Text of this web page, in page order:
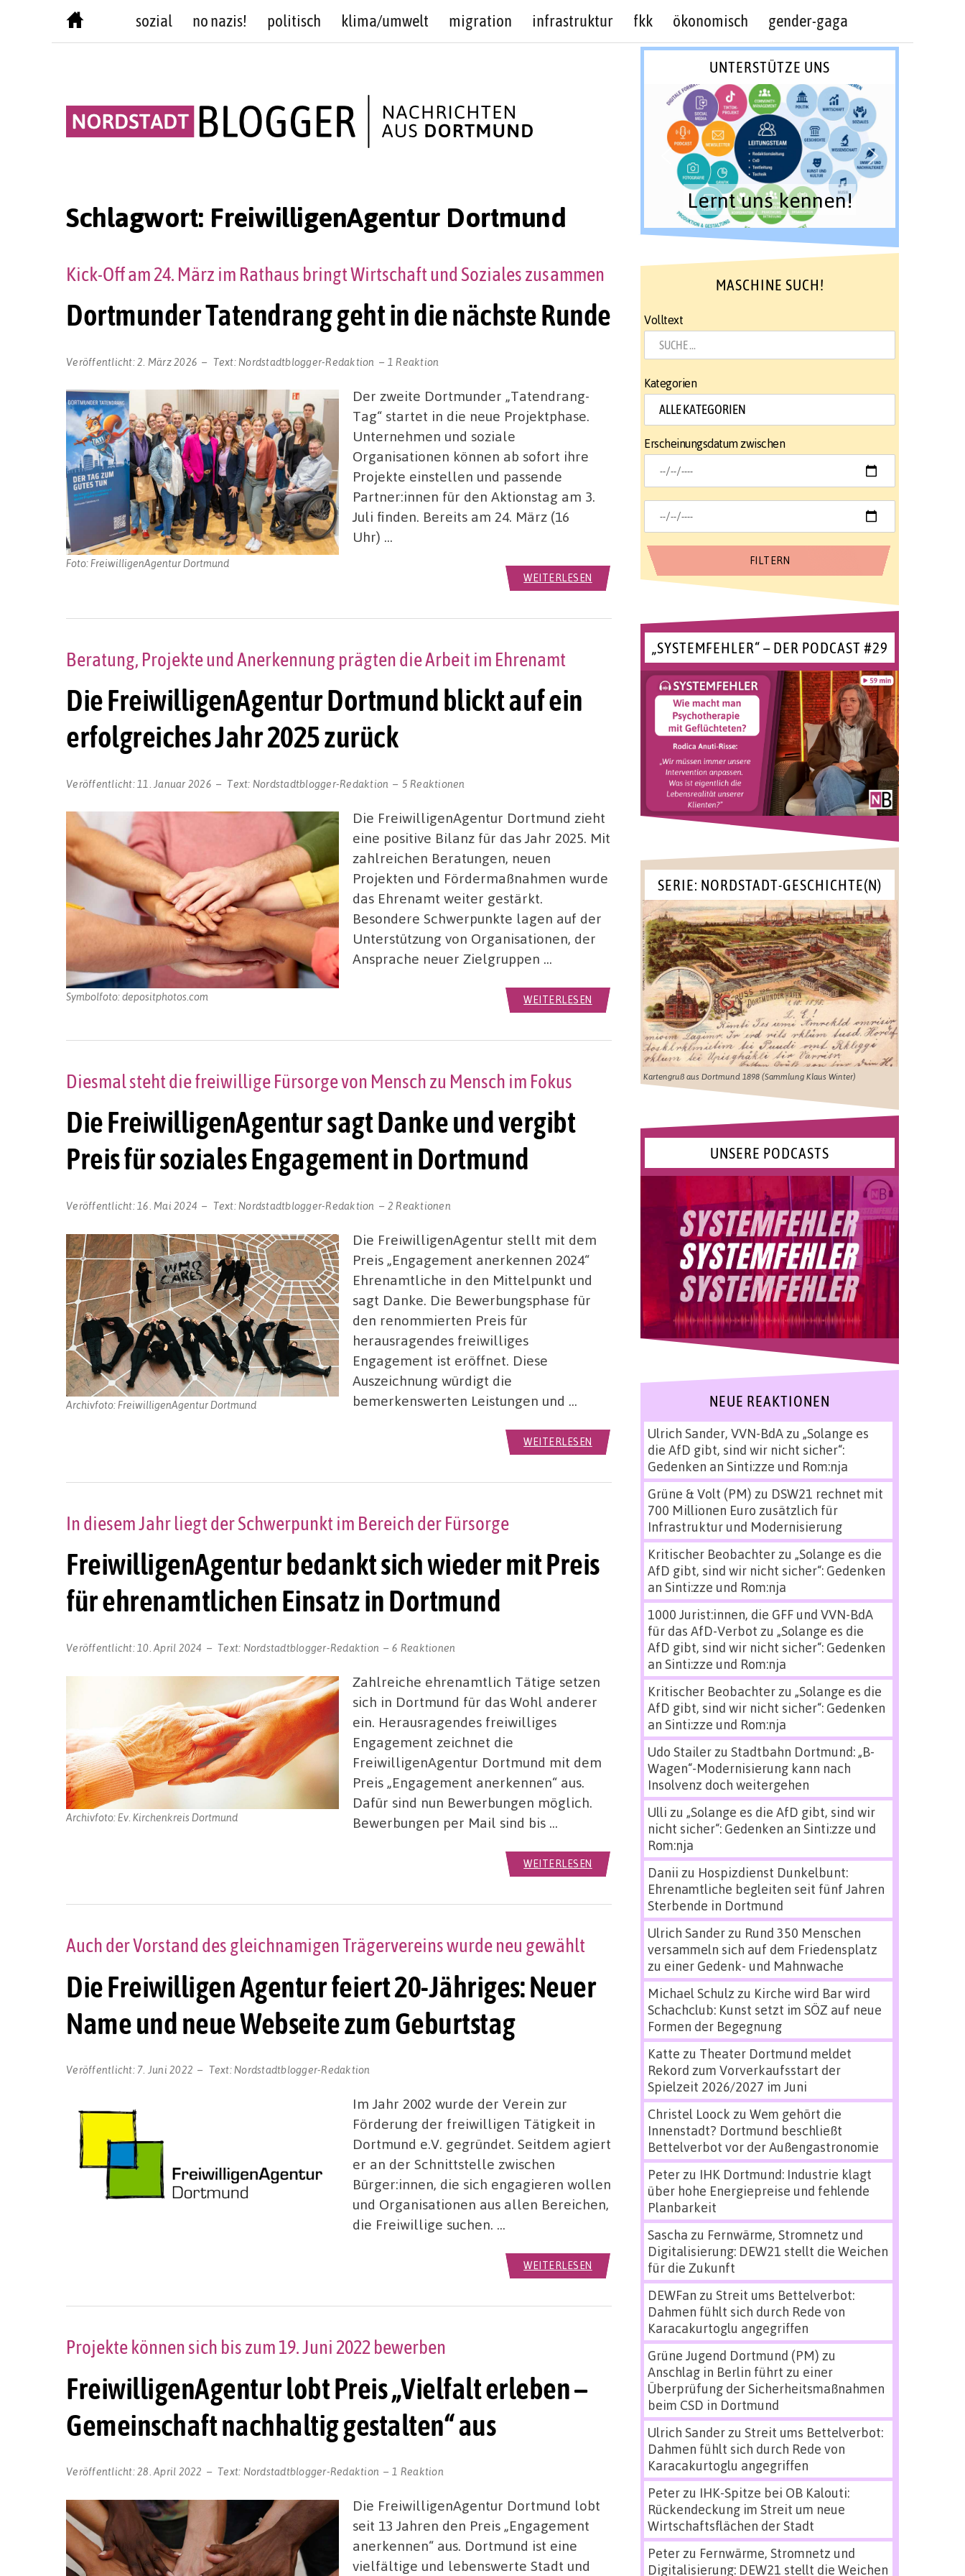
sozial no nazis! politisch klima/umwelt migration infrastruktur fkk ökonomisch gender-gaga
Schlagwort: FreiwilligenAgentur Dortmund
Dortmunder Tatendrang geht in die nächste Runde
Kick-Off am 24. März im Rathaus bringt Wirtschaft und Soziales zusammen
Veröffentlicht:2. März 2026 Text: Nordstadtblogger-Redaktion 1 Reaktion
Foto: FreiwilligenAgentur Dortmund
Der zweite Dortmunder „Tatendrang-
Tag“ startet in die neue Projektphase.
Unternehmen und soziale
Organisationen können ab sofort ihre
Projekte einstellen und passende
Partner:innen für den Aktionstag am 3.
Juli finden. Bereits am 24. März (16
Uhr) …
WEITERLESEN
Die FreiwilligenAgentur Dortmund blickt auf ein
erfolgreiches Jahr 2025 zurück
Beratung, Projekte und Anerkennung prägten die Arbeit im Ehrenamt
Veröffentlicht: 11. Januar 2026 Text: Nordstadtblogger-Redaktion 5 Reaktionen
Symbolfoto: depositphotos.com
Die FreiwilligenAgentur Dortmund zieht
eine positive Bilanz für das Jahr 2025. Mit
zahlreichen Beratungen, neuen
Projekten und Fördermaßnahmen wurde
das Ehrenamt weiter gestärkt.
Besondere Schwerpunkte lagen auf der
Unterstützung von Organisationen, der
Ansprache neuer Zielgruppen …
WEITERLESEN
Die FreiwilligenAgentur sagt Danke und vergibt
Preis für soziales Engagement in Dortmund
Diesmal steht die freiwillige Fürsorge von Mensch zu Mensch im Fokus
Veröffentlicht: 16. Mai 2024 Text: Nordstadtblogger-Redaktion 2 Reaktionen
Archivfoto: FreiwilligenAgentur Dortmund
Die FreiwilligenAgentur stellt mit dem
Preis „Engagement anerkennen 2024“
Ehrenamtliche in den Mittelpunkt und
sagt Danke. Die Bewerbungsphase für
den renommierten Preis für
herausragendes freiwilliges
Engagement ist eröffnet. Diese
Auszeichnung würdigt die
bemerkenswerten Leistungen und …
WEITERLESEN
FreiwilligenAgentur bedankt sich wieder mit Preis
für ehrenamtlichen Einsatz in Dortmund
In diesem Jahr liegt der Schwerpunkt im Bereich der Fürsorge
Veröffentlicht: 10. April 2024 Text: Nordstadtblogger-Redaktion 6 Reaktionen
Archivfoto: Ev. Kirchenkreis Dortmund
Zahlreiche ehrenamtlich Tätige setzen
sich in Dortmund für das Wohl anderer
ein. Herausragendes freiwilliges
Engagement zeichnet die
FreiwilligenAgentur Dortmund mit dem
Preis „Engagement anerkennen“ aus.
Dafür sind nun Bewerbungen möglich.
Bewerbungen per Mail sind bis …
WEITERLESEN
Die Freiwilligen Agentur feiert 20-Jähriges: Neuer
Name und neue Webseite zum Geburtstag
Auch der Vorstand des gleichnamigen Trägervereins wurde neu gewählt
Veröffentlicht: 7. Juni 2022 Text: Nordstadtblogger-Redaktion
Im Jahr 2002 wurde der Verein zur
Förderung der freiwilligen Tätigkeit in
Dortmund e.V. gegründet. Seitdem agiert
er an der Schnittstelle zwischen
Bürger:innen, die sich engagieren wollen
und Organisationen aus allen Bereichen,
die Freiwillige suchen. …
WEITERLESEN
FreiwilligenAgentur lobt Preis „Vielfalt erleben –
Gemeinschaft nachhaltig gestalten“ aus
Projekte können sich bis zum 19. Juni 2022 bewerben
Veröffentlicht:28. April 2022 Text: Nordstadtblogger-Redaktion 1 Reaktion
Die FreiwilligenAgentur Dortmund lobt
seit 13 Jahren den Preis „Engagement
anerkennen“ aus. Dortmund ist eine
vielfältige und lebenswerte Stadt und
UNTERSTÜTZE UNS
Lernt uns kennen!
MASCHINE SUCH!
Volltext
Kategorien
Erscheinungsdatum zwischen
„SYSTEMFEHLER“ – DER PODCAST #29
SERIE: NORDSTADT-GESCHICHTE(N)
Kartengruß aus Dortmund 1898 (Sammlung Klaus Winter)
UNSERE PODCASTS
NEUE REAKTIONEN
Ulrich Sander, VVN-BdAzu „Solange es
die AfD gibt, sind wir nicht sicher“:
Gedenken an Sinti:zze und Rom:nja
Grüne & Volt (PM) zu DSW21 rechnet mit
700 Millionen Euro zusätzlich für
Infrastruktur und Modernisierung
Kritischer Beobachterzu „Solange es die
AfD gibt, sind wir nicht sicher“: Gedenken
an Sinti:zze und Rom:nja
1000 Jurist:innen, die GFF und VVN-BdA
für das AfD-Verbot zu „Solange es die
AfD gibt, sind wir nicht sicher“: Gedenken
an Sinti:zze und Rom:nja
Kritischer Beobachterzu „Solange es die
AfD gibt, sind wir nicht sicher“: Gedenken
an Sinti:zze und Rom:nja
Udo Stailerzu Stadtbahn Dortmund: „B-
Wagen“-Modernisierung kann nach
Insolvenz doch weitergehen
Ulli zu „Solange es die AfD gibt, sind wir
nicht sicher“: Gedenken an Sinti:zze und
Rom:nja
Danii zu Hospizdienst Dunkelbunt:
Ehrenamtliche begleiten seit fünf Jahren
Sterbende in Dortmund
Ulrich Sanderzu Rund 350 Menschen
versammeln sich auf dem Friedensplatz
zu einer Gedenk- und Mahnwache
Michael Schulz zu Kirche wird Bar wird
Schachclub: Kunst setzt im SÖZ auf neue
Formen der Begegnung
Katte zu Theater Dortmund meldet
Rekord zum Vorverkaufsstart der
Spielzeit 2026/2027 im Juni
Christel Loock zu Wem gehört die
Innenstadt? Dortmund beschließt
Bettelverbot vor der Außengastronomie
Peterzu IHK Dortmund: Industrie klagt
über hohe Energiepreise und fehlende
Planbarkeit
Sascha zu Fernwärme, Stromnetz und
Digitalisierung: DEW21 stellt die Weichen
für die Zukunft
DEWFan zu Streit ums Bettelverbot:
Dahmen fühlt sich durch Rede von
Karacakurtoglu angegriffen
Grüne Jugend Dortmund (PM) zu
Anschlag in Berlin führt zu einer
Überprüfung der Sicherheitsmaßnahmen
beim CSD in Dortmund
Ulrich Sanderzu Streit ums Bettelverbot:
Dahmen fühlt sich durch Rede von
Karacakurtoglu angegriffen
Peterzu IHK-Spitze bei OB Kalouti:
Rückendeckung im Streit um neue
Wirtschaftsflächen der Stadt
Peterzu Fernwärme, Stromnetz und
Digitalisierung: DEW21 stellt die Weichen